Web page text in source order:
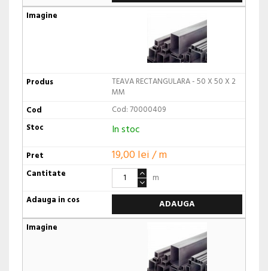
TEAVA RECTANGULARA - 50 X 50 X 2
MM
Cod: 70000409
In stoc
19,00 lei / m
m
ADAUGA